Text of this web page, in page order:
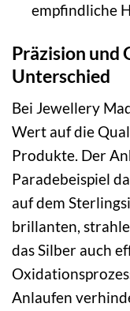
empfindliche
Präzision und
Unterschied
Bei Jewellery
Wert auf die
Produkte. Der
Paradebeispiel
auf dem
brillanten,
das Silber auch
Anlaufen